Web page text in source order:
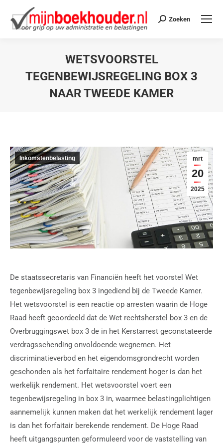
Zoeken
WETSVOORSTEL
TEGENBEWIJSREGELING BOX 3
NAAR TWEEDE KAMER
mrt
20
2025
Inkomstenbelasting
De staatssecretaris van Financiën heeft het voorstel Wet
tegenbewijsregeling box 3 ingediend bij de Tweede Kamer.
Het wetsvoorstel is een reactie op arresten waarin de Hoge
Raad heeft geoordeeld dat de Wet rechtsherstel box 3 en de
Overbruggingswet box 3 de in het Kerstarrest geconstateerde
verdragsschending onvoldoende wegnemen. Het
discriminatieverbod en het eigendomsgrondrecht worden
geschonden als het forfaitaire rendement hoger is dan het
werkelijk rendement. Het wetsvoorstel voert een
tegenbewijsregeling in box 3 in, waarmee belastingplichtigen
aannemelijk kunnen maken dat het werkelijk rendement lager
is dan het forfaitair berekende rendement. De Hoge Raad
heeft uitgangspunten geformuleerd voor de vaststelling van